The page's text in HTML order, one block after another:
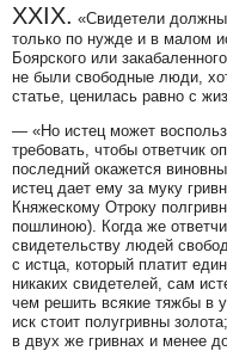
XXIX. «Свидетели
только по нужде и в малом
Боярского или
не были свободные люди,
статье, ценилась равно с
— «Но истец может
требовать, чтобы ответчик
последний окажется
истец дает ему за муку
Княжескому Отроку
пошлиною). Когда же
свидетельству людей
с истца, который платит
никаких свидетелей, сам
чем решить всякие тяжбы в
иск стоит полугривны
в двух же гривнах и менее